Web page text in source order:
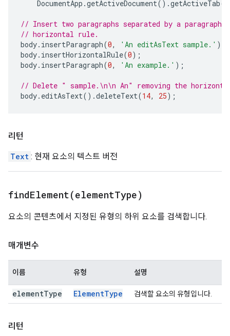
DocumentApp .getActiveDocument().getActiveTab
// Insert two paragraphs separated by a paragraph
// horizontal rule.
body. insertParagraph(0, 'An editAsText sample.' );
body. insertHorizontalRule(0);
body. insertParagraph(0, 'An example.' );
// Delete " sample.\n\n An" removing the
body. editAsText().deleteText(14, 25);
리턴
Text : 현재 요소의 텍스트 버전
findElement(elementType)
요소의 콘텐츠에서 지정된 유형의 하위 요소를 검색합니다.
매개변수
이름 유형 설명
elementType ElementType 검색할 요소의 유형입니다.
리턴